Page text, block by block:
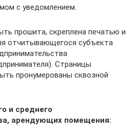
с уведомлением.
прошита, скреплена печатью и
отчитывающегося субъекта
Страницы
пронумерованы сквозной
и среднего
арендующих помещения: